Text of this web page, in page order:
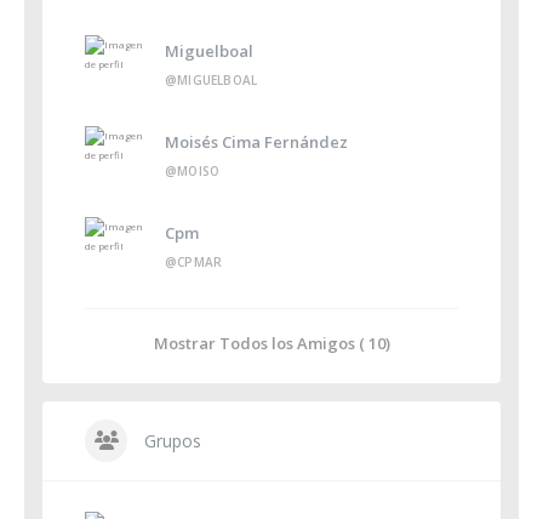
Miguelboal
@MIGUELBOAL
Moisés Cima Fernández
@MOISO
Cpm
@CPMAR
Mostrar Todos los Amigos ( 10)
Grupos